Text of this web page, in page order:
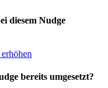
diesem Nudge
bereits umgesetzt?